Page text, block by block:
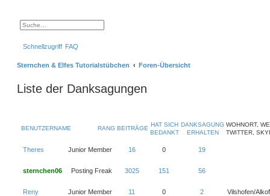
t
e
e
S
Schnellzugriff FAQ
Sternchen & Elfes Tutorialstübchen Foren-Übersicht
Liste der Danksagungen
RANG
BENUTZERNAME BEITRÄGE
HAT SICH
BEDANKT
DANKSAGUNG
ERHALTEN
WOHNORT,
TWITTER,
Junior Member
Theres 16 0 19
Posting Freak
sternchen06 3025 151 56
Junior Member
Reny 11 0 2 Vilshofen/